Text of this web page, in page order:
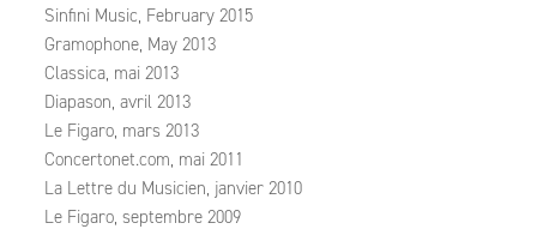
Sinfini Music, February 2015
Gramophone, May 2013
Classica, mai 2013
Diapason, avril 2013
Le Figaro, mars 2013
Concertonet.com, mai 2011
La Lettre du Musicien, janvier 2010
Le Figaro, septembre 2009